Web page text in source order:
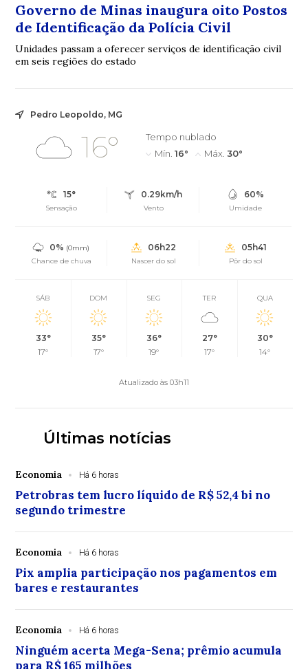
Governo de Minas inaugura oito Postos
de Identificação da Polícia Civil
Unidades passam a oferecer serviços de identificação civil
em seis regiões do estado
Pedro Leopoldo, MG
16°
Tempo nublado
Mín. 16° Máx. 30°
15°
Sensação
0.29km/h
Vento
60%
Umidade
0% (0mm)
Chance de chuva
06h22
Nascer do sol
05h41
Pôr do sol
SÁB
33°
17°
DOM
35°
17°
SEG
36°
19°
TER
27°
17°
QUA
30°
14°
Atualizado às 03h11
Últimas notícias
Economia Há 6 horas
Petrobras tem lucro líquido de R$ 52,4 bi no
segundo trimestre
Economia Há 6 horas
Pix amplia participação nos pagamentos em
bares e restaurantes
Economia Há 6 horas
Ninguém acerta Mega-Sena; prêmio acumula
para R$ 165 milhões